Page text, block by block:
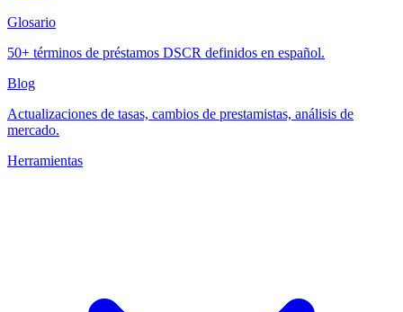
Glosario
50+ términos de préstamos DSCR definidos en español.
Blog
Actualizaciones de tasas, cambios de prestamistas, análisis de
mercado.
Herramientas